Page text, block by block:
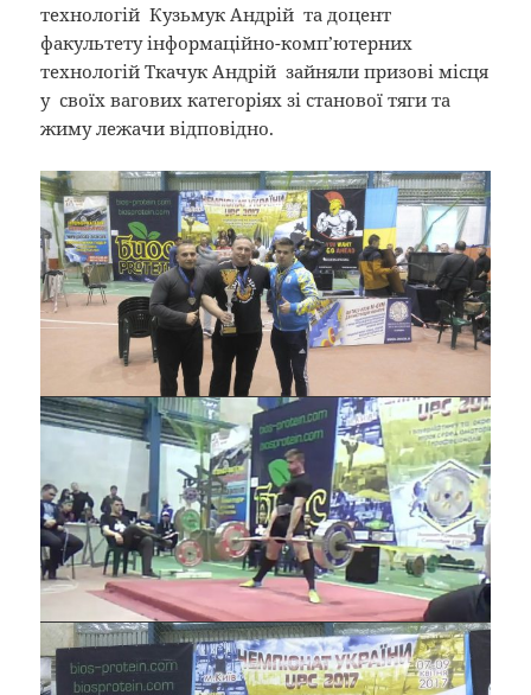
технологій Кузьмук Андрій та доцент
факультету інформаційно-комп’ютерних
технологій Ткачук Андрій зайняли призові місця
у своїх вагових категоріях зі станової тяги та
жиму лежачи відповідно.